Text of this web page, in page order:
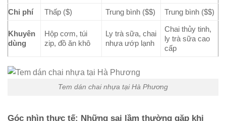
Chi phí
Thấp ($) Trung bình ($$) Trung bình ($$)
Khuyên
dùng
Hộp cơm, túi
zip, đồ ăn khô
Ly trà sữa, chai
nhựa ướp lạnh
Chai thủy tinh,
ly trà sữa cao
cấp
Tem dán chai nhựa tại Hà Phương
Góc nhìn thực tế: Những sai lầm thường gặp khi